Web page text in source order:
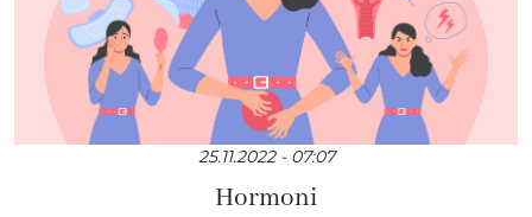
25.11.2022 - 07:07
Hormoni